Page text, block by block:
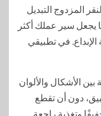
المزدوج التبديل
يجعل سير عملك أكثر
في تطبيقي
بين الأشكال والألوان
دون أن تقطع
وتغذية راجعة